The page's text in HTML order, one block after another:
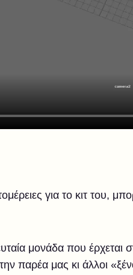
για το κιτ του,
μονάδα που
παρέα μας κι άλλοι